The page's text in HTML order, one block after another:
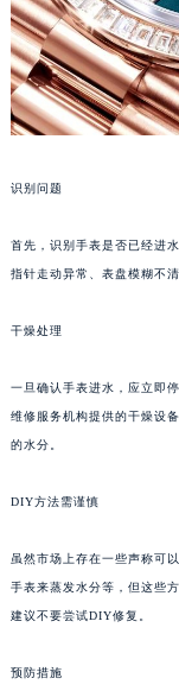
识别问题
首先，识别手表是否已经进
指针走动异常、表盘模糊不
干燥处理
一旦确认手表进水，应立即
维修服务机构提供的干燥设
的水分。
DIY方法需谨慎
虽然市场上存在一些声称可
手表来蒸发水分等，但这些
建议不要尝试DIY修复。
预防措施